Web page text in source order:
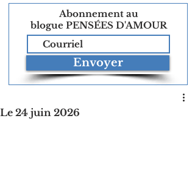
Abonnement au
blogue PENSÉES D'AMOUR
Envoyer
Le 24 juin 2026